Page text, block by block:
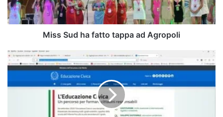
Agropoli
Miss Sud ha fatto tappa ad Agropoli
Vogliamo
porre
alle